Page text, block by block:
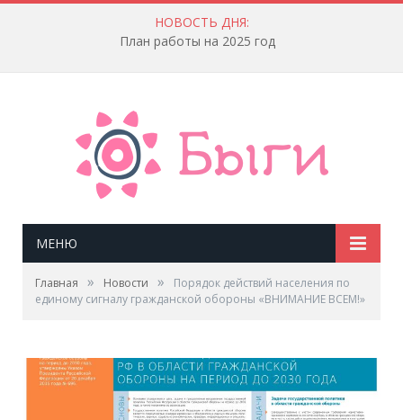
НОВОСТЬ ДНЯ:
МЕНЮ
Главная » Новости »
Порядок действий населения по
единому сигналу гражданской обороны «ВНИМАНИЕ ВСЕМ!»